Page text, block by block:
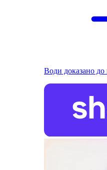
Води доказано до